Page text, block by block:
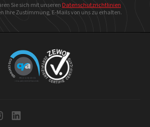
Sie sich mit unseren Datenschutzrichtlinien
Ihre Zustimmung, E-Mails von uns zu erhalten.